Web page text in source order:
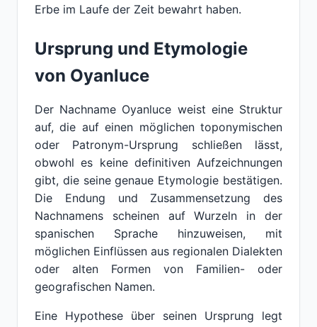
Erbe im Laufe der Zeit bewahrt haben.
Ursprung und Etymologie
von Oyanluce
Der Nachname Oyanluce weist eine Struktur
auf, die auf einen möglichen toponymischen
oder Patronym-Ursprung schließen lässt,
obwohl es keine definitiven Aufzeichnungen
gibt, die seine genaue Etymologie bestätigen.
Die Endung und Zusammensetzung des
Nachnamens scheinen auf Wurzeln in der
spanischen Sprache hinzuweisen, mit
möglichen Einflüssen aus regionalen Dialekten
oder alten Formen von Familien- oder
geografischen Namen.
Eine Hypothese über seinen Ursprung legt